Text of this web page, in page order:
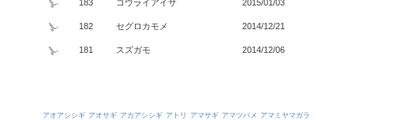
183 コウライアイサ 2015/01/03
182 セグロカモメ 2014/12/21
181 スズガモ 2014/12/06
アオアシシギ アオサギ アカアシシギ アトリ アマサギ アマツバメ アマミヤマガラ